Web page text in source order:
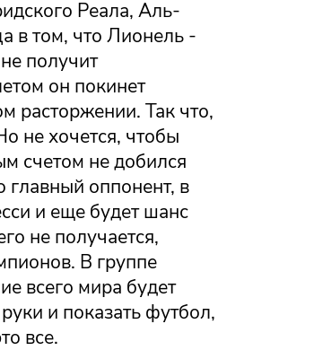
Реала, Аль-
в том, что Лионель -
получит
он покинет
расторжении. Так что,
не хочется, чтобы
счетом не добился
главный оппонент, в
и еще будет шанс
не получается,
В группе
всего мира будет
и показать футбол,
все.